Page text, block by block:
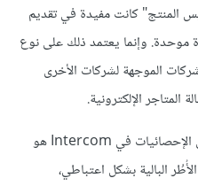
المنتج" كانت مفيدة في تقديم
موحدة. وإنما يعتمد ذلك على نوع
الموجهة لشركات الأخرى
المبدأ الأساسي الذي يسير عليه فريق الإحصائيات في Intercom هو
البالية بشكل اعتباطي،